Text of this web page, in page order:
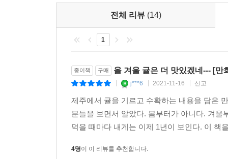
전체 리뷰 (14)
1
종이책 구매 올 겨울 귤은 더 맛있겠네--- [만
j***6 2021-11-16 신고
제주에서 귤을 기르고 수확하는 내용을 담은
분들을 보면서 알았다. 봄부터가 아니다. 겨
먹을 때마다 내게는 이제 1년이 보인다. 이 책
4명이 이 리뷰를 추천합니다.